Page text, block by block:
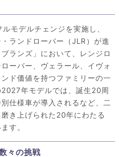
モデルチェンジを実施し、
ランドローバー（JLR）が進
ランズ」において、レンジロ
ーバー、ヴェラール、イヴォ
ド価値を持つファミリーの一
年モデルでは、誕生20周
仕様車が導入されるなど、二
き上げられた20年にわたる
す。
々の挑戦